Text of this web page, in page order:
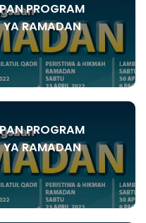
PROGRAM
YA RAMADAN
PROGRAM
YA RAMADAN